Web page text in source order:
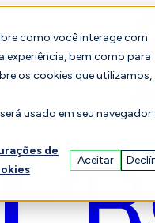
como você interage com
experiência, bem como para
os cookies que utilizamos,
usado em seu navegador
de
Aceitar